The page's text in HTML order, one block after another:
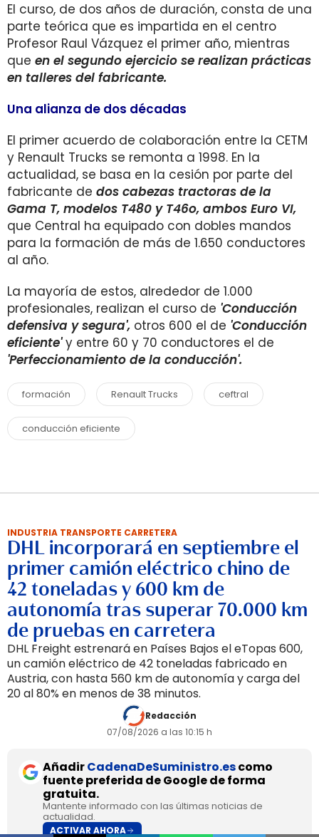
El curso, de dos años de duración, consta de una
parte teórica que es impartida en el centro
Profesor Raul Vázquez el primer año, mientras
que en el segundo ejercicio se realizan prácticas
en talleres del fabricante.
Una alianza de dos décadas
El primer acuerdo de colaboración entre la CETM
y Renault Trucks se remonta a 1998. En la
actualidad, se basa en la cesión por parte del
fabricante de dos cabezas tractoras de la
Gama T, modelos T480 y T46o, ambos Euro VI,
que Central ha equipado con dobles mandos
para la formación de más de 1.650 conductores
al año.
La mayoría de estos, alrededor de 1.000
profesionales, realizan el curso de 'Conducción
defensiva y segura', otros 600 el de 'Conducción
eficiente'y entre 60 y 70 conductores el de
'Perfeccionamiento de la conducción'.
formación Renault Trucks ceftral
conducción eficiente
INDUSTRIA TRANSPORTE CARRETERA
DHL incorporará en septiembre el
primer camión eléctrico chino de
42 toneladas y 600 km de
autonomía tras superar 70.000 km
de pruebas en carretera
DHL Freight estrenará en Países Bajos el eTopas 600,
un camión eléctrico de 42 toneladas fabricado en
Austria, con hasta 560 km de autonomía y carga del
20 al 80% en menos de 38 minutos.
Redacción
07/08/2026 a las 10:15 h
AñadirCadenaDeSuministro.escomo
fuente preferida de Google de forma
gratuita.
Mantente informado con las últimas noticias de
actualidad.
ACTIVAR AHORA